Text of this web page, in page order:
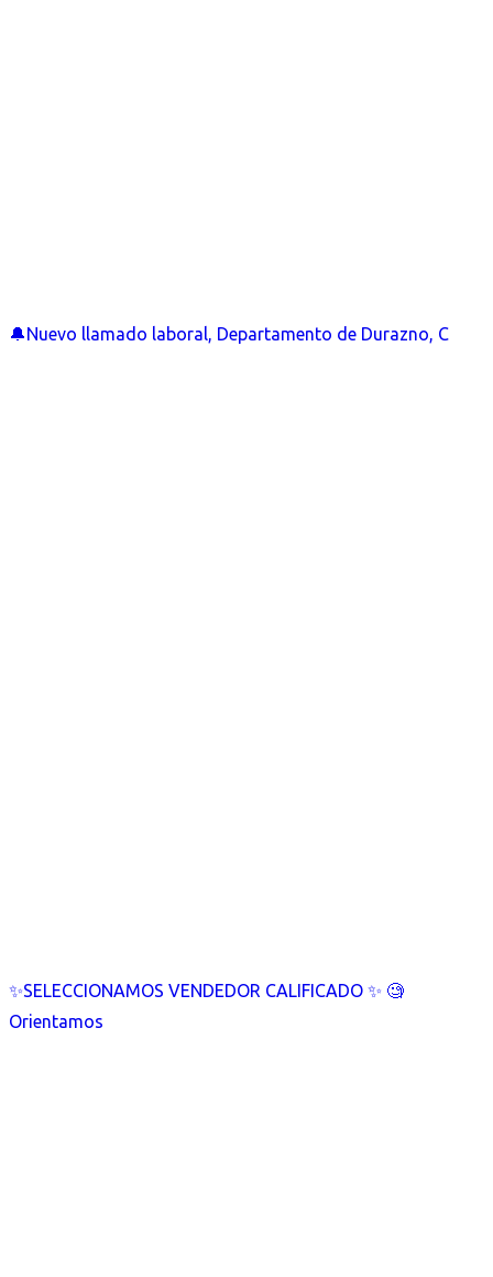
🔔Nuevo llamado laboral, Departamento de Durazno, C
✨SELECCIONAMOS VENDEDOR CALIFICADO ✨ 🧐
Orientamos